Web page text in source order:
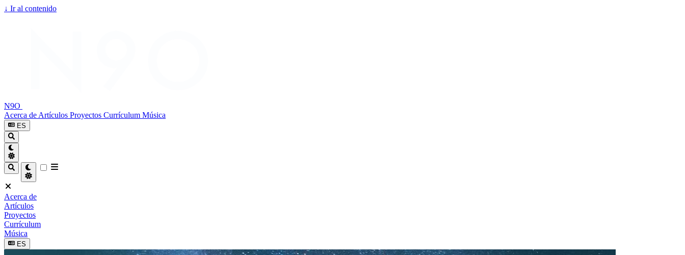
↓ Ir al contenido
N9O
Acerca de Artículos Proyectos Currículum Música
ES
Acerca de
Artículos
Proyectos
Currículum
Música
ES